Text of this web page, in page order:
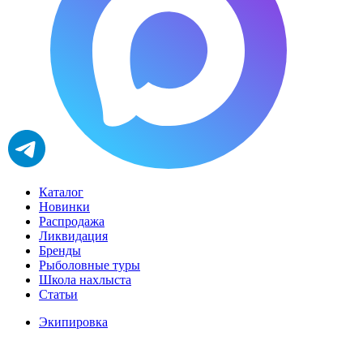
Каталог
Новинки
Распродажа
Ликвидация
Бренды
Рыболовные туры
Школа нахлыста
Статьи
Экипировка